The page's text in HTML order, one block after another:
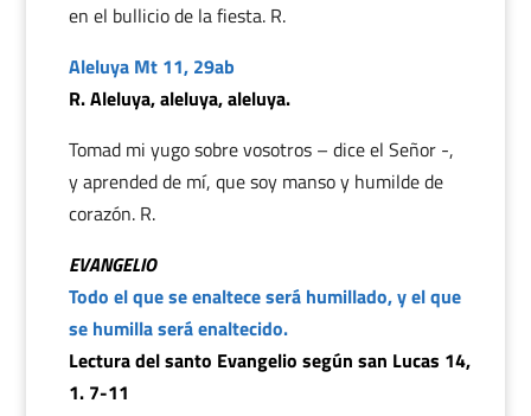
en el bullicio de la fiesta. R.
Aleluya Mt 11, 29ab
R. Aleluya, aleluya, aleluya.
Tomad mi yugo sobre vosotros – dice el Señor -,
y aprended de mí, que soy manso y humilde de
corazón. R.
EVANGELIO
Todo el que se enaltece será humillado, y el que
se humilla será enaltecido.
Lectura del santo Evangelio según san Lucas 14,
1. 7-11